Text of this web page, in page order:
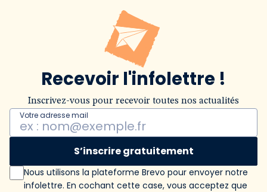
Recevoir l'infolettre !
Inscrivez-vous pour recevoir toutes nos actualités
Votre adresse mail
S’inscrire gratuitement
Nous utilisons la plateforme Brevo pour envoyer notre
infolettre. En cochant cette case, vous acceptez que